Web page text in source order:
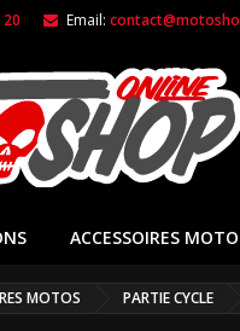
Email:
ACCESSOIRES MOTO
MOTOS PARTIE CYCLE